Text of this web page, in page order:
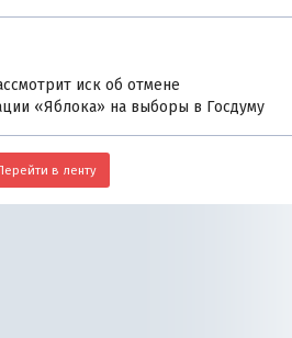
иск об отмене
«Яблока» на выборы в Госдуму
в ленту